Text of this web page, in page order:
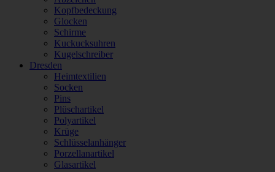
Kopfbedeckung
Glocken
Schirme
Kuckucksuhren
Kugelschreiber
Dresden
Heimtextilien
Socken
Pins
Plüschartikel
Polyartikel
Krüge
Schlüsselanhänger
Porzellanartikel
Glasartikel